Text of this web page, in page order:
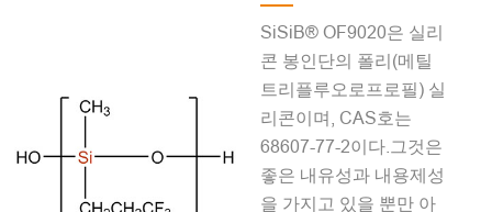
SiSiB® OF9020은 실리
콘 봉인단의 폴리(메틸
트리플루오로프로필) 실
리콘이며, CAS호는
68607-77-2이다.그것은
좋은 내유성과 내용제성
을 가지고 있을 뿐만 아